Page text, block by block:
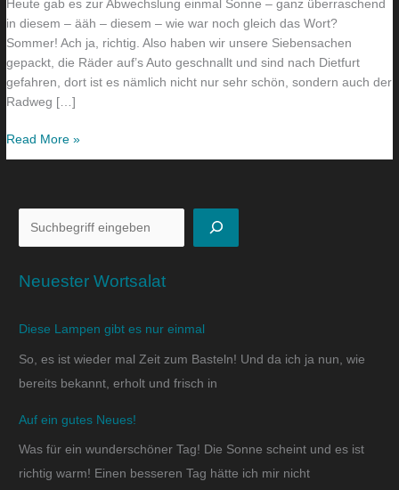
Heute gab es zur Abwechslung einmal Sonne – ganz überraschend
in diesem – ääh – diesem – wie war noch gleich das Wort?
Sommer! Ach ja, richtig. Also haben wir unsere Siebensachen
gepackt, die Räder auf’s Auto geschnallt und sind nach Dietfurt
gefahren, dort ist es nämlich nicht nur sehr schön, sondern auch der
Radweg […]
Read More »
Neuester Wortsalat
Diese Lampen gibt es nur einmal
So, es ist wieder mal Zeit zum Basteln! Und da ich ja nun, wie
bereits bekannt, erholt und frisch in
Auf ein gutes Neues!
Was für ein wunderschöner Tag! Die Sonne scheint und es ist
richtig warm! Einen besseren Tag hätte ich mir nicht